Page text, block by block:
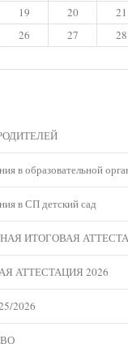
19 20 21
26 27 28
в образовательной
в СП детский сад
ИТОГОВАЯ
АТТЕСТАЦИЯ 2026
2026